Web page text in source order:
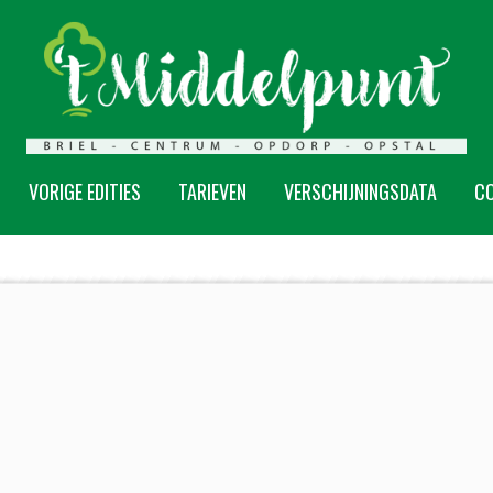
VORIGE EDITIES TARIEVEN VERSCHIJNINGSDATA